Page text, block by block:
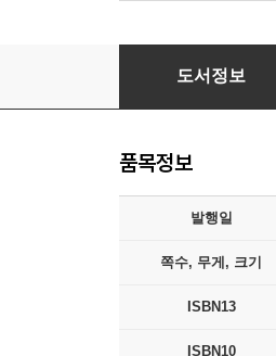
딸하고 밀당 중입니다
도서정보
품목정보
발행일
쪽수, 무게, 크기
ISBN13
ISBN10